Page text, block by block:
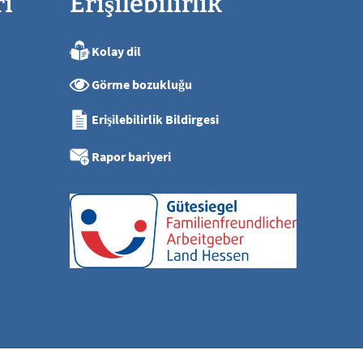
kadar
kadar
kadar
kadar
Kolay dil
Görme bozukluğu
Erişilebilirlik Bildirgesi
Rapor bariyeri